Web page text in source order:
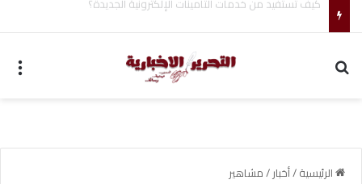
أحمد جابر حسين طه معلم القرآن لغير الناطقين من أسوان
الرئيسية/أخبار/مشاهير